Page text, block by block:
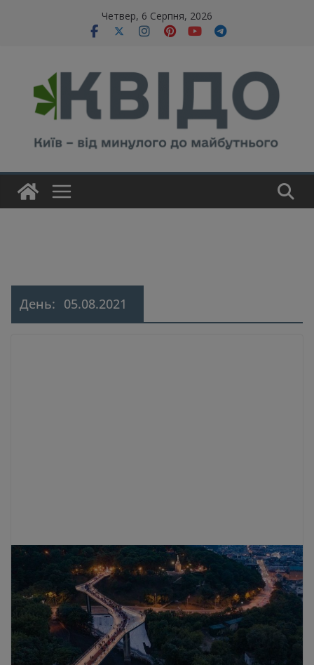
Четвер, 6 Серпня, 2026
День: 05.08.2021
modal-check